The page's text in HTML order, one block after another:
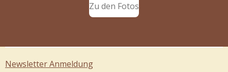
Zu den Fotos
Newsletter Anmeldung